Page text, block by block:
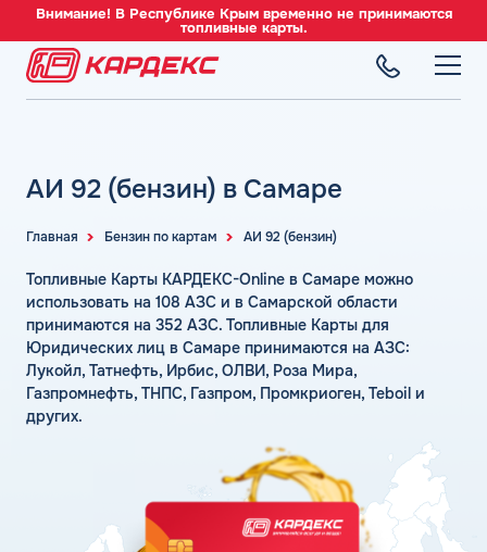
Внимание! В Республике Крым временно не принимаются
топливные карты.
Преимущества
Сравнение
Автомойки
Аdblue
Шиномонтаж
Вопросы и Ответы
СЕТЬ АЗС
АЗС Газпромнефть
АЗС Тебойл
АЗС Газпром
АЗС Сургутнефтегаз
ТОПЛИВО
Бензин
Дизельное топливо
Топливный газ
Топливные бренды
Калькулятор расхода топлива
Цена бензина и ДТ
СЕРВИСЫ
Все сервисы
Электронный Документооборот (ЭДО)
Аналитика и Рекомендации
Умный Личный Кабинет
Уведомления об окончании баланса
КОМПАНИЯ
О компании
Контакты+7 (499) 490-27-01
Личный кабинет
Главная Бензин по картам АИ 92 (бензин)
АИ 92 (бензин) в Самаре
Топливные Карты КАРДЕКС-Online в Самаре можно
использовать на 108 АЗС и в Самарской области
принимаются на 352 АЗС. Топливные Карты для
Юридических лиц в Самаре принимаются на АЗС:
Лукойл, Татнефть, Ирбис, ОЛВИ, Роза Мира,
Газпромнефть, ТНПС, Газпром, Промкриоген, Teboil и
других.